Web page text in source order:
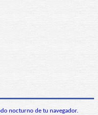
nocturno de tu navegador.